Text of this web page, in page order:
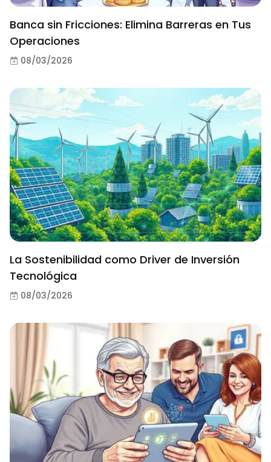
Banca sin Fricciones: Elimina Barreras en Tus
Operaciones
08/03/2026
La Sostenibilidad como Driver de Inversión
Tecnológica
08/03/2026